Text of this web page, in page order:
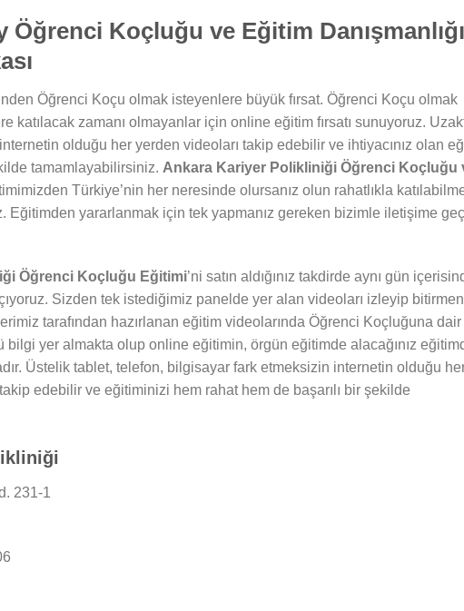
Öğrenci Koçluğu ve Eğitim Danışmanlığı
Öğrenci Koçu olmak isteyenlere büyük fırsat. Öğrenci Koçu olmak
katılacak zamanı olmayanlar için online eğitim fırsatı sunuyoruz.
olduğu her yerden videoları takip edebilir ve ihtiyacınız olan
tamamlayabilirsiniz. Ankara Kariyer Polikliniği Öğrenci Koçluğu
Türkiye’nin her neresinde olursanız olun rahatlıkla
Eğitimden yararlanmak için tek yapmanız gereken bizimle iletişime
Öğrenci Koçluğu Eğitimi’ni satın aldığınız takdirde aynı gün
Sizden tek istediğimiz panelde yer alan videoları izleyip
tarafından hazırlanan eğitim videolarında Öğrenci Koçluğuna dair
bilgi yer almakta olup online eğitimin, örgün eğitimde alacağınız
Üstelik tablet, telefon, bilgisayar fark etmeksizin internetin olduğu
edebilir ve eğitiminizi hem rahat hem de başarılı bir şekilde
231-1